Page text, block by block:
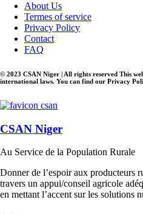
About Us
Termes of service
Privacy Policy
Contact
FAQ
© 2023 CSAN Niger | All rights reserved This
international laws. You can find our Privacy
CSAN Niger
Au Service de la Population Rurale
Donner de l’espoir aux producteurs
travers un appui/conseil agricole
en mettant l’accent sur les solutions